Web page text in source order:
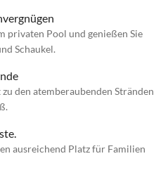
privaten Pool und genießen Sie
Schaukel.
den atemberaubenden Stränden
ausreichend Platz für Familien